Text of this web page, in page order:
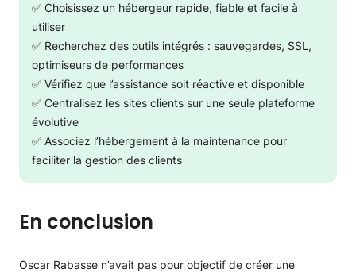
✅ Choisissez un hébergeur rapide, fiable et facile à
utiliser
✅ Recherchez des outils intégrés : sauvegardes, SSL,
optimiseurs de performances
✅ Vérifiez que l’assistance soit réactive et disponible
✅ Centralisez les sites clients sur une seule plateforme
évolutive
✅ Associez l’hébergement à la maintenance pour
faciliter la gestion des clients
En conclusion
Oscar Rabasse n’avait pas pour objectif de créer une